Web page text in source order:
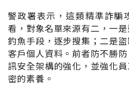
警政署表示，這類精準詐騙
看，對象名單來源有二，一
釣魚手段，逐步搜集；二是
客戶個人資料。前者防不勝
訊安全架構的強化，並強化
密的素養。